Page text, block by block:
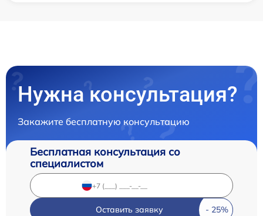
Нужна консультация?
Закажите бесплатную консультацию
Бесплатная консультация со
специалистом
Оставить заявку